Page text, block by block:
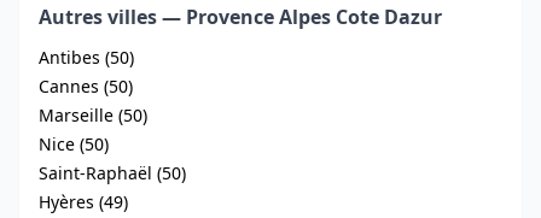
Autres villes — Provence Alpes Cote Dazur
Antibes (50)
Cannes (50)
Marseille (50)
Nice (50)
Saint-Raphaël (50)
Hyères (49)